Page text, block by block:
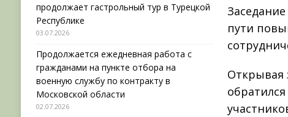
пути
Открывая
продолжает гастрольный тур в Турецкой
Республике
03.07.2026
Продолжается ежедневная работа с
гражданами на пункте отбора на
военную службу по контракту в
Московской области
02.07.2026